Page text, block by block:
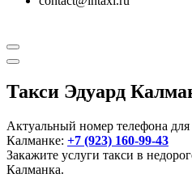
Такси Эдуард
Актуальный номер телефона для
Калманке: +7 (923) 160-99-43
Закажите услуги такси в
Калманка.